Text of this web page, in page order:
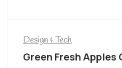
Design & Tech
Green Fresh Apples